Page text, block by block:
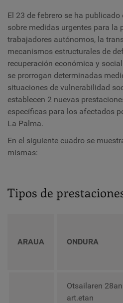
El 23 de febrero se ha publicado
sobre medidas urgentes para la
trabajadores autónomos, la
mecanismos estructurales de
recuperación económica y
se prorrogan determinadas
situaciones de vulnerabilidad
establecen 2 nuevas
específicas para los afectados
La Palma.
En el siguiente cuadro se
mismas:
Tipos de
ARAUA ONDURA
Otsailaren 28an
art.etan